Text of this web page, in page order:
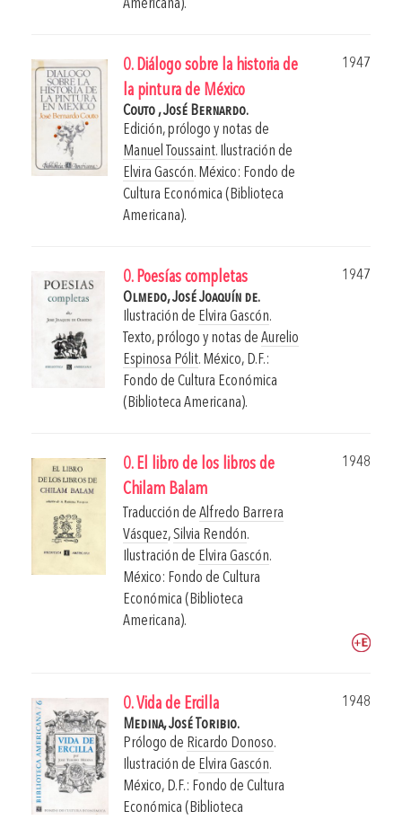
Americana).
0. Diálogo sobre la historia de
la pintura de México
1947
Couto , José Bernardo.
Edición, prólogo y notas de
Manuel Toussaint. Ilustración de
Elvira Gascón. México: Fondo de
Cultura Económica (Biblioteca
Americana).
0. Poesías completas
1947
Olmedo, José Joaquín de.
Ilustración de Elvira Gascón.
Texto, prólogo y notas de Aurelio
Espinosa Pólit. México, D.F.:
Fondo de Cultura Económica
(Biblioteca Americana).
0. El libro de los libros de
Chilam Balam
1948
Traducción de Alfredo Barrera
Vásquez,Silvia Rendón.
Ilustración de Elvira Gascón.
México: Fondo de Cultura
Económica (Biblioteca
Americana).
0. Vida de Ercilla
1948
Medina, José Toribio.
Prólogo de Ricardo Donoso.
Ilustración de Elvira Gascón.
México, D.F.: Fondo de Cultura
Económica (Biblioteca